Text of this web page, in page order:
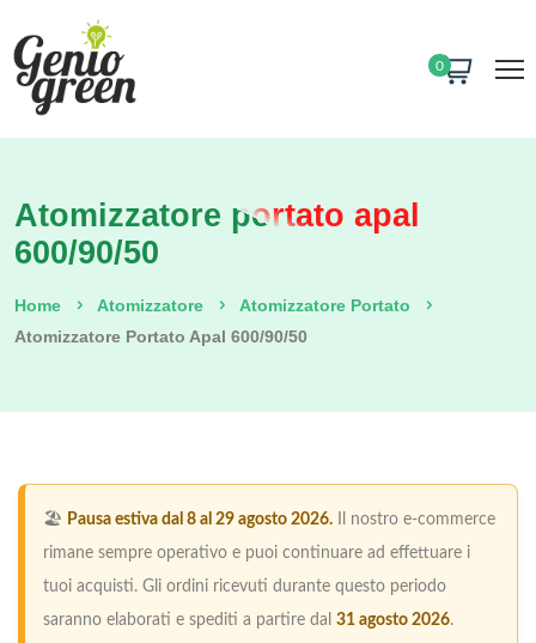
0
Atomizzatore portato apal
600/90/50
Home Atomizzatore
Atomizzatore Portato
Atomizzatore Portato Apal 600/90/50
🏖️ Pausa estiva dal 8 al 29 agosto 2026. Il nostro e-commerce
rimane sempre operativo e puoi continuare ad effettuare i
tuoi acquisti. Gli ordini ricevuti durante questo periodo
saranno elaborati e spediti a partire dal 31 agosto 2026.